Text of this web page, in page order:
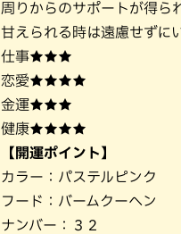
周りからのサポートが得ら
甘えられる時は遠慮せずに
仕事★★★
恋愛★★★★
金運★★★
健康★★★★
【開運ポイント】
カラー：パステルピンク
フード：バームクーヘン
ナンバー：３２